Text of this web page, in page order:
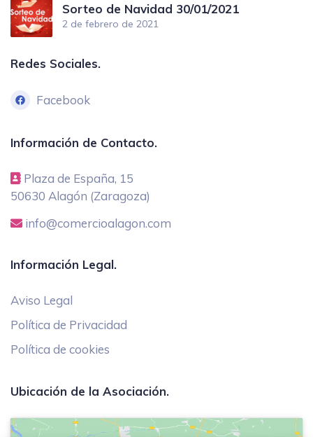
Sorteo de Navidad 30/01/2021
2 de febrero de 2021
Redes Sociales.
Facebook
Información de Contacto.
Plaza de España, 15
50630 Alagón (Zaragoza)
info@comercioalagon.com
Información Legal.
Aviso Legal
Política de Privacidad
Política de cookies
Ubicación de la Asociación.